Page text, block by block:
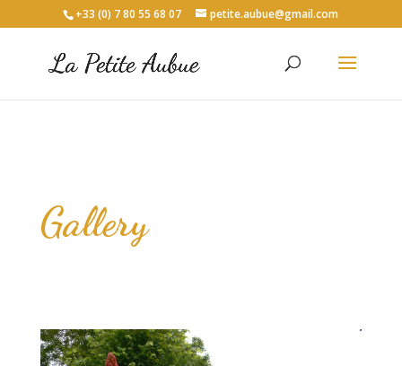
+33 (0) 7 80 55 68 07 petite.aubue@gmail.com
Gallery